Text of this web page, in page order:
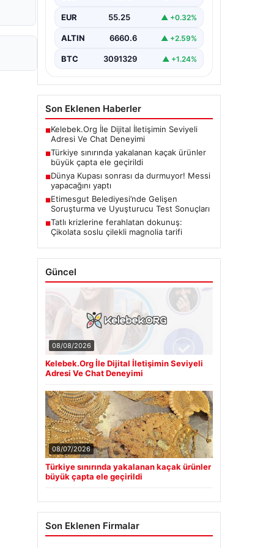
kontrollerinde, piyasa değeri
büyük…
EUR 55.25 ▲ +0.32%
ALTIN 6660.6 ▲ +2.59%
BTC 3091329 ▲ +1.24%
Son Eklenen Haberler
■Kelebek.Org İle Dijital İletişimin Seviyeli
Adresi Ve Chat Deneyimi
■Türkiye sınırında yakalanan kaçak ürünler
büyük çapta ele geçirildi
■Dünya Kupası sonrası da durmuyor! Messi
yapacağını yaptı
■Etimesgut Belediyesi’nde Gelişen
Soruşturma ve Uyuşturucu Test Sonuçları
■Tatlı krizlerine ferahlatan dokunuş:
Çikolata soslu çilekli magnolia tarifi
Güncel
08/08/2026
Kelebek.Org İle Dijital İletişimin Seviyeli
Adresi Ve Chat Deneyimi
08/07/2026
Türkiye sınırında yakalanan kaçak ürünler
büyük çapta ele geçirildi
Son Eklenen Firmalar